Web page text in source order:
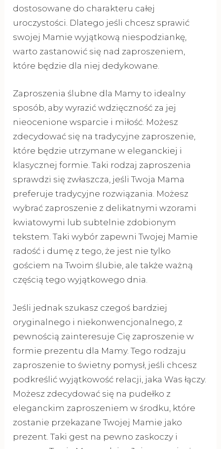
dostosowane do charakteru całej
uroczystości. Dlatego jeśli chcesz sprawić
swojej Mamie wyjątkową niespodziankę,
warto zastanowić się nad zaproszeniem,
które będzie dla niej dedykowane.
Zaproszenia ślubne dla Mamy to idealny
sposób, aby wyrazić wdzięczność za jej
nieocenione wsparcie i miłość. Możesz
zdecydować się na tradycyjne zaproszenie,
które będzie utrzymane w eleganckiej i
klasycznej formie. Taki rodzaj zaproszenia
sprawdzi się zwłaszcza, jeśli Twoja Mama
preferuje tradycyjne rozwiązania. Możesz
wybrać zaproszenie z delikatnymi wzorami
kwiatowymi lub subtelnie zdobionym
tekstem. Taki wybór zapewni Twojej Mamie
radość i dumę z tego, że jest nie tylko
gościem na Twoim ślubie, ale także ważną
częścią tego wyjątkowego dnia.
Jeśli jednak szukasz czegoś bardziej
oryginalnego i niekonwencjonalnego, z
pewnością zainteresuje Cię zaproszenie w
formie prezentu dla Mamy. Tego rodzaju
zaproszenie to świetny pomysł, jeśli chcesz
podkreślić wyjątkowość relacji, jaka Was łączy.
Możesz zdecydować się na pudełko z
eleganckim zaproszeniem w środku, które
zostanie przekazane Twojej Mamie jako
prezent. Taki gest na pewno zaskoczy i